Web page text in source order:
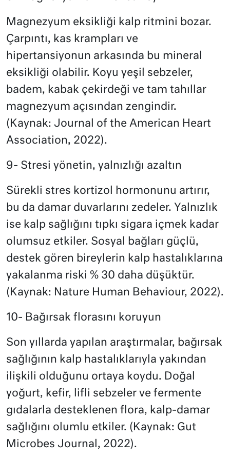
Magnezyum eksikliği kalp ritmini bozar.
Çarpıntı, kas krampları ve
hipertansiyonun arkasında bu mineral
eksikliği olabilir. Koyu yeşil sebzeler,
badem, kabak çekirdeği ve tam tahıllar
magnezyum açısından zengindir.
(Kaynak: Journal of the American Heart
Association, 2022).
9- Stresi yönetin, yalnızlığı azaltın
Sürekli stres kortizol hormonunu artırır,
bu da damar duvarlarını zedeler. Yalnızlık
ise kalp sağlığını tıpkı sigara içmek kadar
olumsuz etkiler. Sosyal bağları güçlü,
destek gören bireylerin kalp hastalıklarına
yakalanma riski % 30 daha düşüktür.
(Kaynak: Nature Human Behaviour, 2022).
10- Bağırsak florasını koruyun
Son yıllarda yapılan araştırmalar, bağırsak
sağlığının kalp hastalıklarıyla yakından
ilişkili olduğunu ortaya koydu. Doğal
yoğurt, kefir, lifli sebzeler ve fermente
gıdalarla desteklenen flora, kalp-damar
sağlığını olumlu etkiler. (Kaynak: Gut
Microbes Journal, 2022).